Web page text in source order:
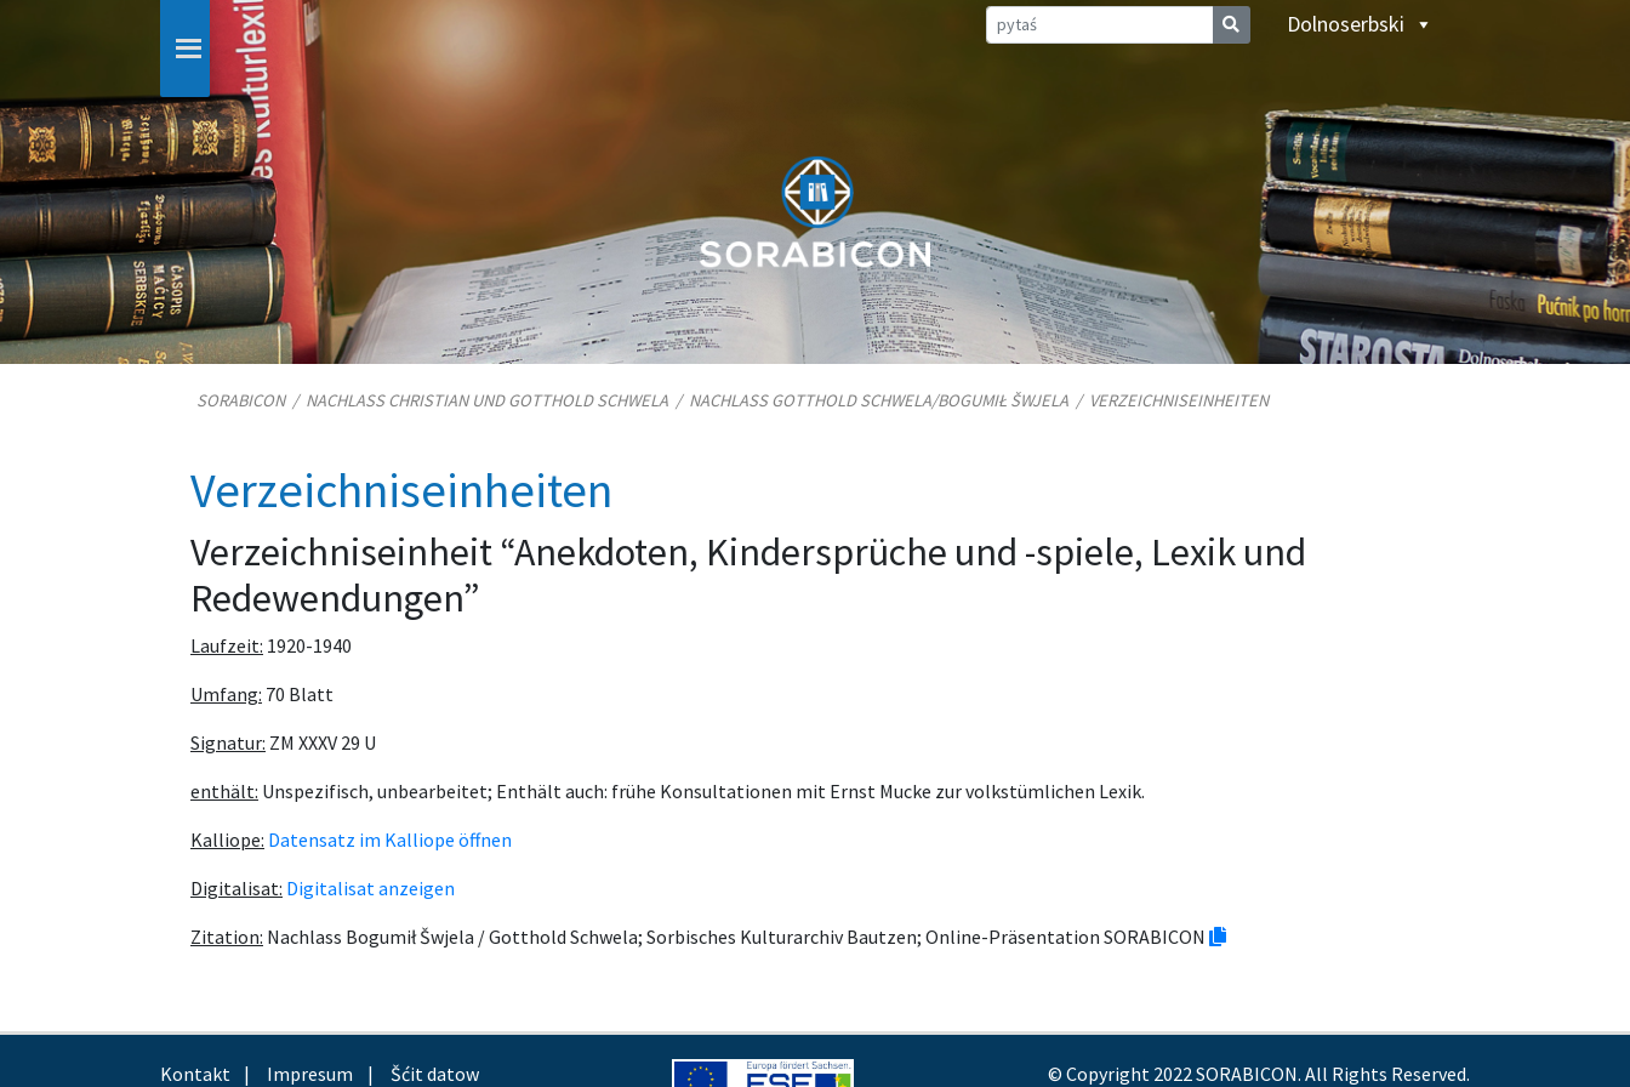
Dolnoserbski
SORABICON/ NACHLASS CHRISTIAN UND GOTTHOLD SCHWELA / NACHLASS GOTTHOLD SCHWELA/​BOGUMIŁ ŠWJELA / VERZEICHNISEINHEITEN
Verzeichniseinheiten
Verzeichniseinheit “Anekdoten, Kindersprüche und -spiele, Lexik und
Redewendungen”
Laufzeit: 1920-1940
Umfang: 70 Blatt
Signatur: ZM XXXV 29 U
enthält: Unspezifisch, unbearbeitet; Enthält auch: frühe Konsultationen mit Ernst Mucke zur volkstümlichen Lexik.
Kalliope: Datensatz im Kalliope öffnen
Digitalisat: Digitalisat anzeigen
Zitation: Nachlass Bogumił Šwjela / Gotthold Schwela; Sorbisches Kulturarchiv Bautzen; Online-Präsentation SORABICON
Kontakt Impresum Šćit datow © Copyright 2022 SORABICON. All Rights Reserved.